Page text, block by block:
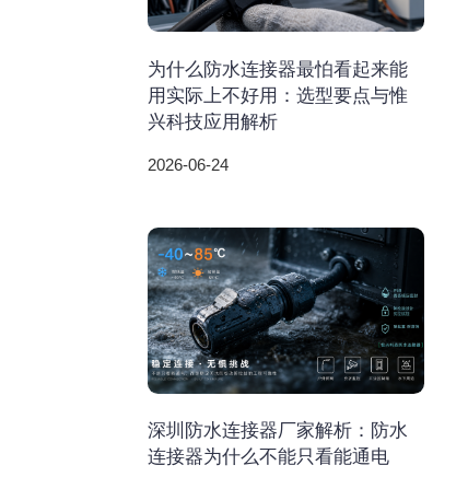
为什么防水连接器最怕看起来能
用实际上不好用：选型要点与惟
兴科技应用解析
2026-06-24
深圳防水连接器厂家解析：防水
连接器为什么不能只看能通电